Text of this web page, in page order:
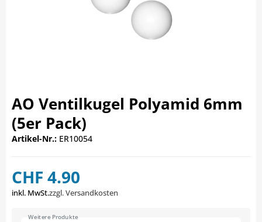
AO Ventilkugel Polyamid 6mm
(5er Pack)
Artikel-Nr.: ER10054
CHF 4.90
inkl. MwSt.zzgl. Versandkosten
Weitere Produkte